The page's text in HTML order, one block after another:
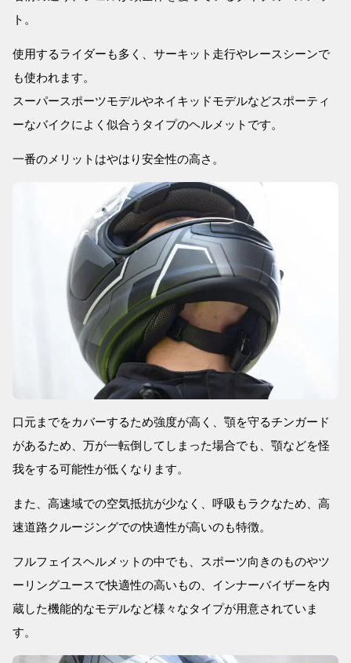
ト。
使用するライダーも多く、サーキット走行やレースシーンで
も使われます。
スーパースポーツモデルやネイキッドモデルなどスポーティ
ーなバイクによく似合うタイプのヘルメットです。
一番のメリットはやはり安全性の高さ。
口元までをカバーするため強度が高く、顎を守るチンガード
があるため、万が一転倒してしまった場合でも、顎などを怪
我をする可能性が低くなります。
また、高速域での空気抵抗が少なく、呼吸もラクなため、高
速道路クルージングでの快適性が高いのも特徴。
フルフェイスヘルメットの中でも、スポーツ向きのものやツ
ーリングユースで快適性の高いもの、インナーバイザーを内
蔵した機能的なモデルなど様々なタイプが用意されていま
す。